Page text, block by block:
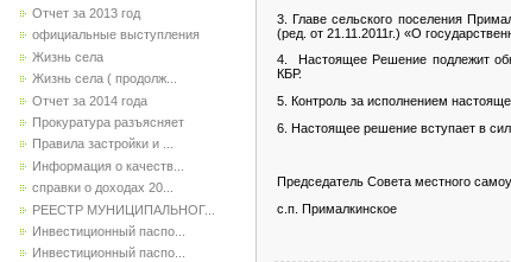
Отчет за 2013 год
официальные выступления
Жизнь села
Жизнь села ( продолж...
Отчет за 2014 года
Прокуратура разъясняет
Правила застройки и ...
Информация о качеств...
справки о доходах 20...
РЕЕСТР МУНИЦИПАЛЬНОГ...
Инвестиционный паспо...
Инвестиционный паспо...
3. Главе сельского поселения
(ред. от 21.11.2011г.) «О
4. Настоящее Решение подлежит
КБР.
5. Контроль за исполнением
6. Настоящее решение вступает в
Председатель Совета местного
с.п. Прималкинское